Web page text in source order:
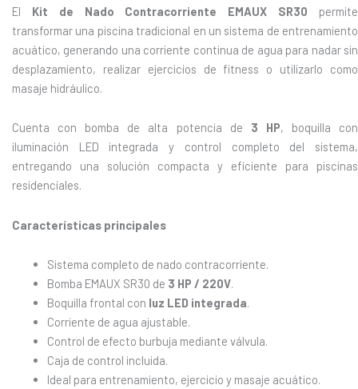
El Kit de Nado Contracorriente EMAUX SR30 permite
transformar una piscina tradicional en un sistema de entrenamiento
acuático, generando una corriente continua de agua para nadar sin
desplazamiento, realizar ejercicios de fitness o utilizarlo como
masaje hidráulico.
Cuenta con bomba de alta potencia de 3 HP, boquilla con
iluminación LED integrada y control completo del sistema,
entregando una solución compacta y eficiente para piscinas
residenciales.
Características principales
Sistema completo de nado contracorriente.
Bomba EMAUX SR30 de 3 HP / 220V.
Boquilla frontal con luz LED integrada.
Corriente de agua ajustable.
Control de efecto burbuja mediante válvula.
Caja de control incluida.
Ideal para entrenamiento, ejercicio y masaje acuático.